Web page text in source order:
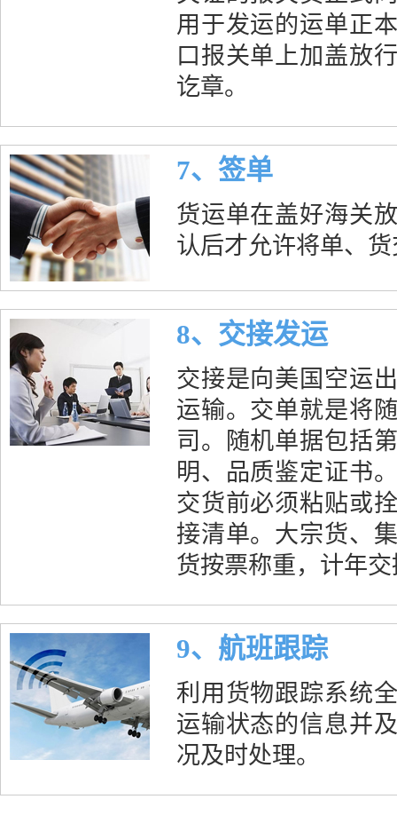
用于发运的运单正
口报关单上加盖放
讫章。
7、签单
货运单在盖好海关
认后才允许将单、
8、交接发运
交接是向美国空运
运输。交单就是将
司。随机单据包括
明、品质鉴定证书
交货前必须粘贴或
接清单。大宗货、
货按票称重，计年
9、航班跟踪
利用货物跟踪系统
运输状态的信息并
况及时处理。